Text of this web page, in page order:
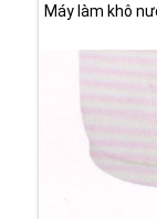
Máy làm khô